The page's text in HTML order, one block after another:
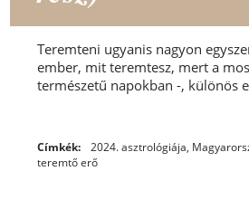
Teremteni ugyanis nagyon
ember, mit teremtesz, mert a
természetű napokban -, különös
Címkék: 2024. asztrológiája,
teremtő erő